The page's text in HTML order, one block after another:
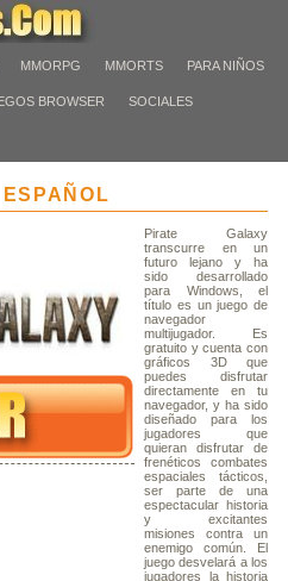
MMORPG MMORTS PARA NIÑOS
BROWSER SOCIALES
Pirate Galaxy
transcurre en un
futuro lejano y ha
sido desarrollado
para Windows, el
título es un juego de
navegador
multijugador. Es
gratuito y cuenta con
gráficos 3D que
puedes disfrutar
directamente en tu
navegador, y ha sido
diseñado para los
jugadores que
quieran disfrutar de
frenéticos combates
espaciales tácticos,
ser parte de una
espectacular historia
y excitantes
misiones contra un
enemigo común. El
juego desvelará a los
jugadores la historia